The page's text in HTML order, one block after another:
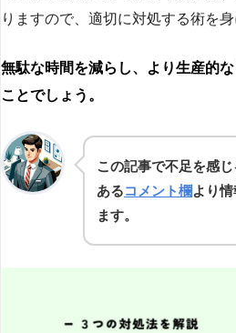
りますので、適切に対処する術を
無駄な時間を減らし、より生産的
ことでしょう。
この記事で不足を感
あるコメント欄より
ます。